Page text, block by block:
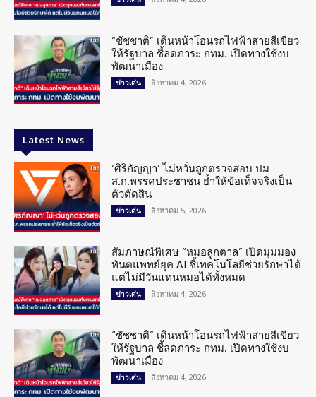
“ชัชชาติ” เดินหน้าโอนรถไฟฟ้าสายสีเขียว
ให้รัฐบาล ชี้ลดภาระ กทม. เปิดทางใช้งบ
พัฒนาเมือง
ข่าวเด่น สิงหาคม 4, 2026
Latest News
‘ศิริกัญญา’ ไม่หวั่นถูกตรวจสอบ ปม
ส.ก.พรรคประชาชน ย้ำให้ข้อเท็จจริงเป็น
ตัวตัดสิน
ข่าวเด่น สิงหาคม 5, 2026
สัมภาษณ์พิเศษ “หมอลูกตาล” เปิดมุมมอง
ทันตแพทย์ยุค AI ชี้เทคโนโลยีช่วยรักษาได้
แต่ไม่มีวันแทนหมอได้ทั้งหมด
ข่าวเด่น สิงหาคม 4, 2026
“ชัชชาติ” เดินหน้าโอนรถไฟฟ้าสายสีเขียว
ให้รัฐบาล ชี้ลดภาระ กทม. เปิดทางใช้งบ
พัฒนาเมือง
ข่าวเด่น สิงหาคม 4, 2026